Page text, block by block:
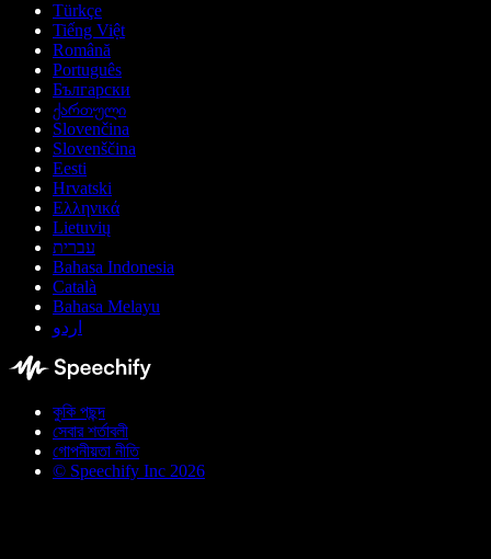
Türkçe
Tiếng Việt
Română
Português
Български
ქართული
Slovenčina
Slovenščina
Eesti
Hrvatski
Ελληνικά
Lietuvių
עברית
Bahasa Indonesia
Català
Bahasa Melayu
اردو
কুকি পছন্দ
সেবার শর্তাবলী
গোপনীয়তা নীতি
© Speechify Inc 2026